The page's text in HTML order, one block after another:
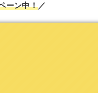
ーン中！／